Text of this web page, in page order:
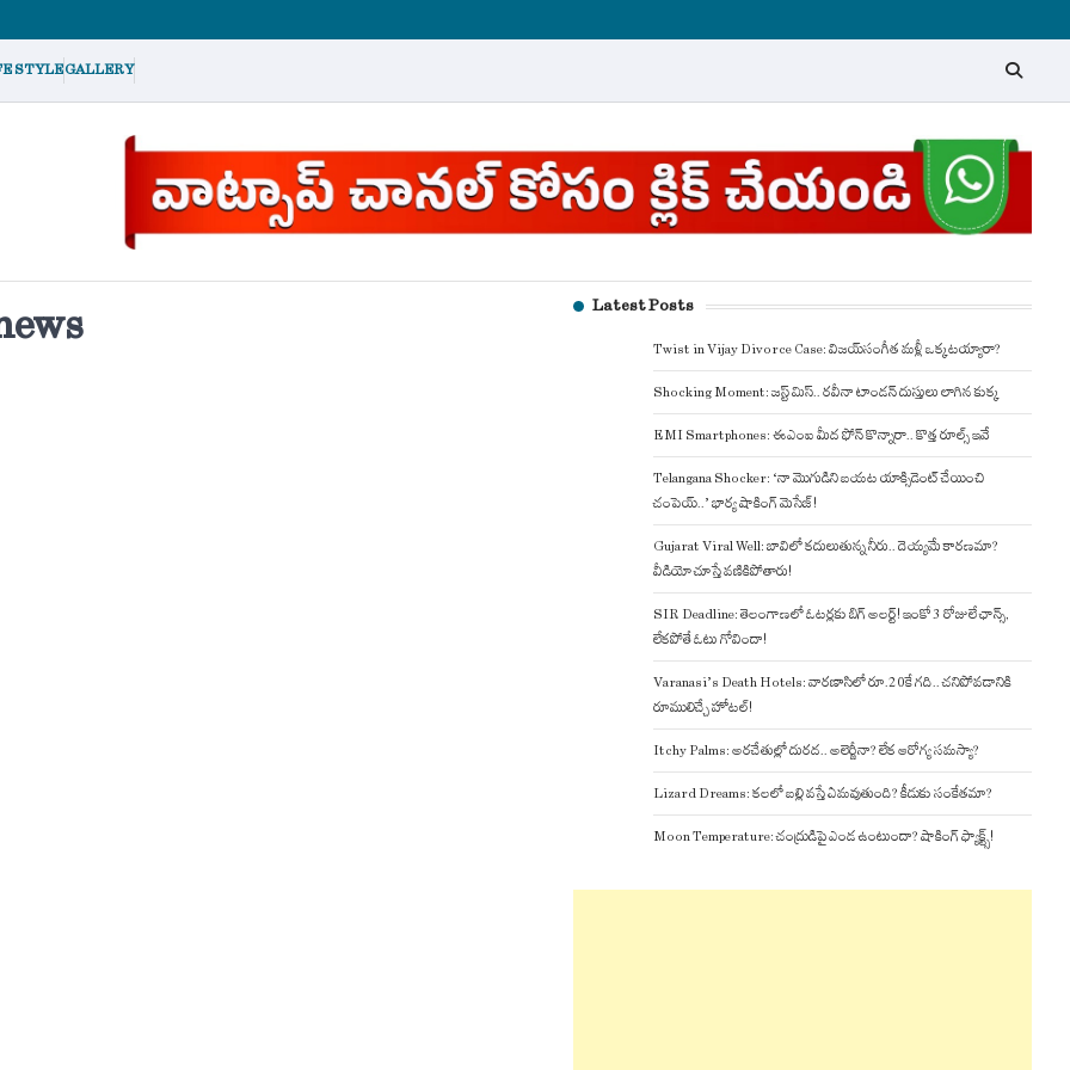
STYLEGALLERY
Latest Posts
Twist in Vijay Divorce Case: విజయ్-సంగీత మళ్లీ ఒక్కటయ్యారా?
Shocking Moment: జస్ట్ మిస్.. రవీనా టాండన్ దుస్తులు లాగిన కుక్క
EMI Smartphones: ఈఎంఐ మీద ఫోన్ కొన్నారా.. కొత్త రూల్స్ ఇవే
Telangana Shocker: ‘నా మొగుడిని బయట యాక్సిడెంట్ చేయించి
చంపెయ్..’ భార్య షాకింగ్ మెసేజ్!
Gujarat Viral Well: బావిలో కదులుతున్న నీరు.. దెయ్యమే కారణమా?
వీడియో చూస్తే వణికిపోతారు!
SIR Deadline: తెలంగాణలో ఓటర్లకు బిగ్ అలర్ట్! ఇంకో 3 రోజులే ఛాన్స్,
లేకపోతే ఓటు గోవిందా!
Varanasi’s Death Hotels: వారణాసిలో రూ.20కే గది.. చనిపోవడానికి
రూములిచ్చే హోటల్!
Itchy Palms: అరచేతుల్లో దురద.. అలెర్జీనా? లేక ఆరోగ్య సమస్యా?
Lizard Dreams: కలలో బల్లి వస్తే ఏమవుతుంది? కీడుకు సంకేతమా?
Moon Temperature: చంద్రుడిపై ఎండ ఉంటుందా? షాకింగ్ ఫ్యాక్ట్స్!